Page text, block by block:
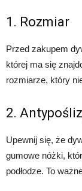
1. Rozmiar
Przed zakupem
której ma się
rozmiarze, który
2.
Upewnij się, że
gumowe nóżki,
podłodze. To